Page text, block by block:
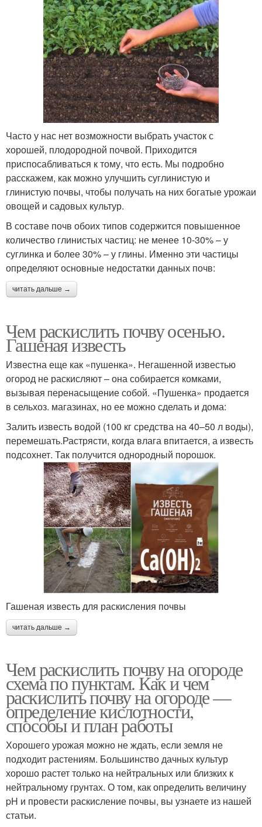
Часто у нас нет возможности выбрать участок с
хорошей, плодородной почвой. Приходится
приспосабливаться к тому, что есть. Мы подробно
расскажем, как можно улучшить суглинистую и
глинистую почвы, чтобы получать на них богатые урожаи
овощей и садовых культур.
В составе почв обоих типов содержится повышенное
количество глинистых частиц: не менее 10-30% – у
суглинка и более 30% – у глины. Именно эти частицы
определяют основные недостатки данных почв:
читать дальше →
Чем раскислить почву осенью.
Гашеная известь
Известна еще как «пушенка». Негашенной известью
огород не раскисляют – она собирается комками,
вызывая перенасыщение собой. «Пушенка» продается
в сельхоз. магазинах, но ее можно сделать и дома:
Залить известь водой (100 кг средства на 40–50 л воды),
перемешать.Растрясти, когда влага впитается, а известь
подсохнет. Так получится однородный порошок.
Гашеная известь для раскисления почвы
читать дальше →
Чем раскислить почву на огороде
схема по пунктам. Как и чем
раскислить почву на огороде —
определение кислотности,
способы и план работы
Хорошего урожая можно не ждать, если земля не
подходит растениям. Большинство дачных культур
хорошо растет только на нейтральных или близких к
нейтральному грунтах. О том, как определить величину
pH и провести раскисление почвы, вы узнаете из нашей
статьи.